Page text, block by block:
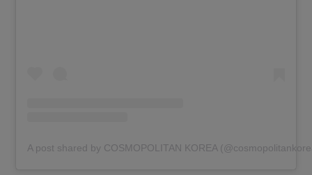
A post shared by COSMOPOLITAN KOREA